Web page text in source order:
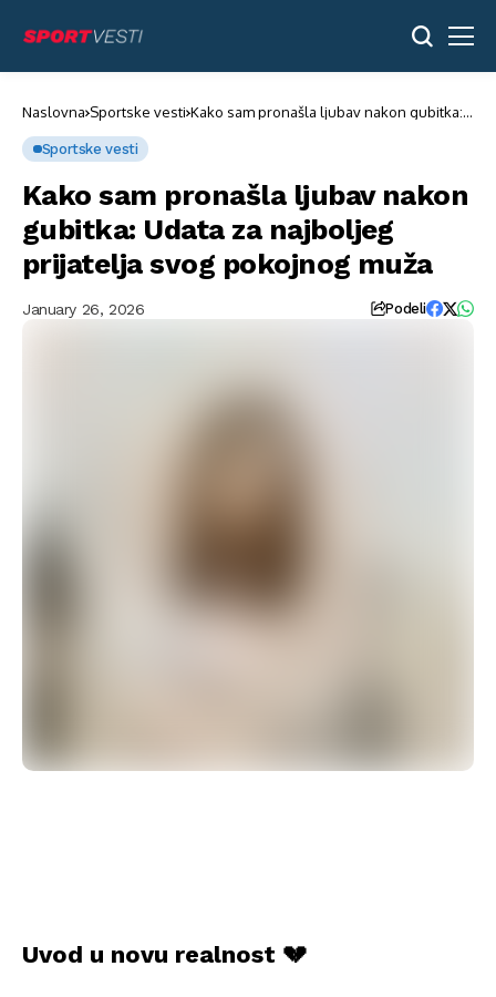
Naslovna Sportske vesti Kako sam pronašla ljubav nakon gubitka:
Sportske vesti
Kako sam pronašla ljubav nakon
gubitka: Udata za najboljeg
prijatelja svog pokojnog muža
January 26, 2026 Podeli
Uvod u novu realnost 💔